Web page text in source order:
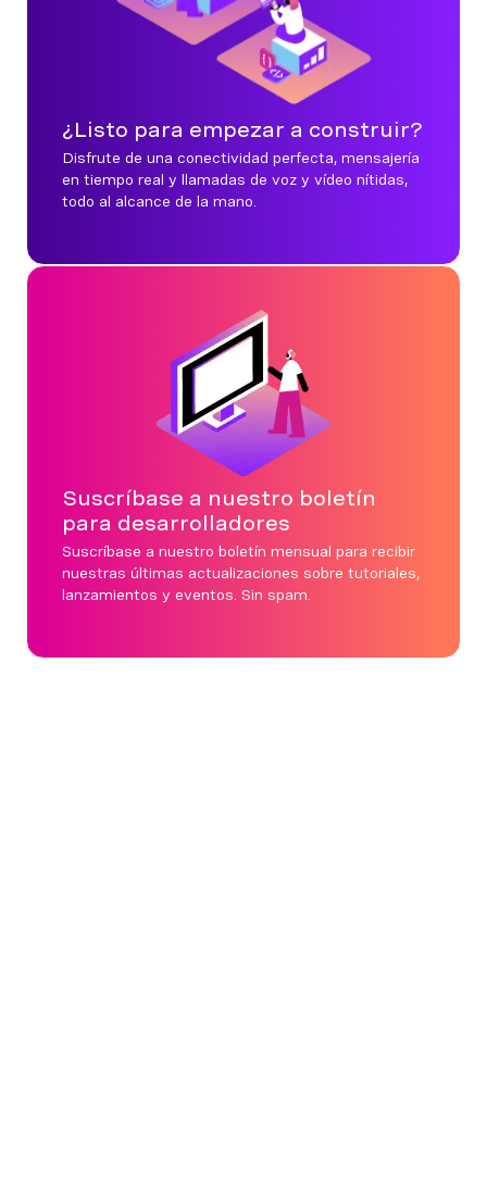
¿Listo para empezar a construir?
Disfrute de una conectividad perfecta, mensajería
en tiempo real y llamadas de voz y vídeo nítidas,
todo al alcance de la mano.
Suscríbase a nuestro boletín
para desarrolladores
Suscríbase a nuestro boletín mensual para recibir
nuestras últimas actualizaciones sobre tutoriales,
lanzamientos y eventos. Sin spam.